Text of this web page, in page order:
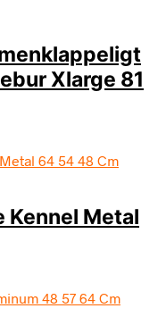
Xlarge 81
Kennel Metal